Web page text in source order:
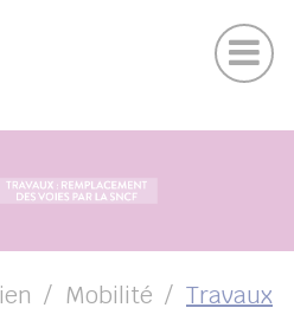
)
Twitter
Youtube
Mobilité
Travaux
cookies